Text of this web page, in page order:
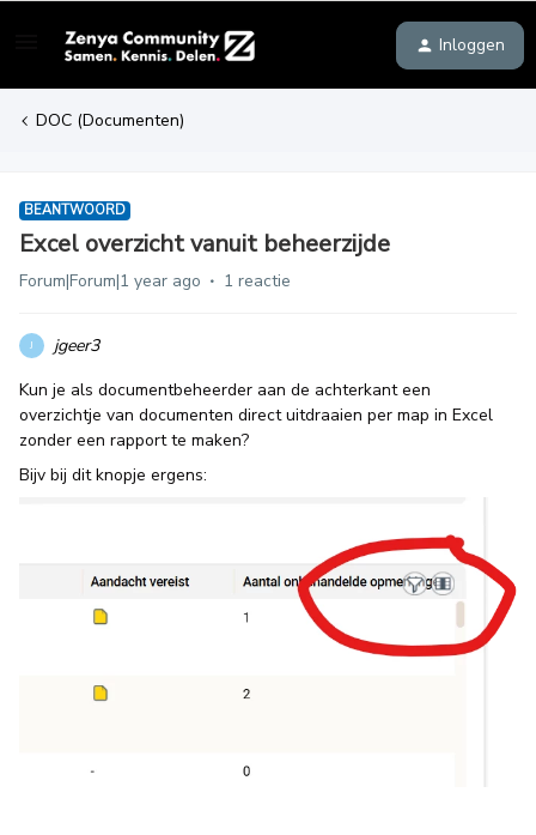
Inloggen
DOC (Documenten)
BEANTWOORD
Excel overzicht vanuit beheerzijde
Forum|Forum|1 year ago 1 reactie
J
jgeer3
Kun je als documentbeheerder aan de achterkant een
overzichtje van documenten direct uitdraaien per map in Excel
zonder een rapport te maken?
Bijv bij dit knopje ergens: